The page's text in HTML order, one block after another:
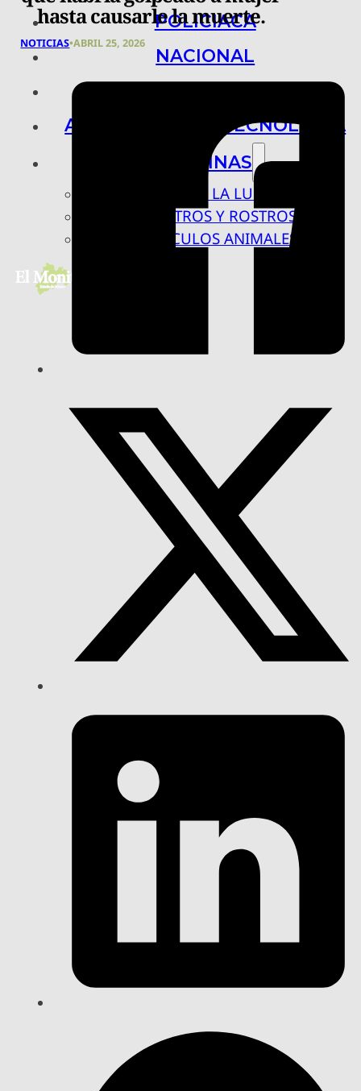
POLICIACA
NACIONAL
ARTE, CIENCIA Y TECNOLOGÍA
COLUMNAS
BAJO LA LUPA
RASTROS Y ROSTROS
VÍNCULOS ANIMALES
hasta causarle la muerte.
NOTICIAS•ABRIL 25, 2026